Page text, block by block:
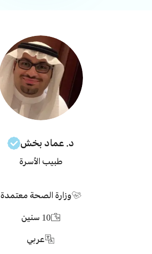
د. عماد بخش
طبيب الأسرة
وزارة الصحة معتمدة
10 سنين
عربي